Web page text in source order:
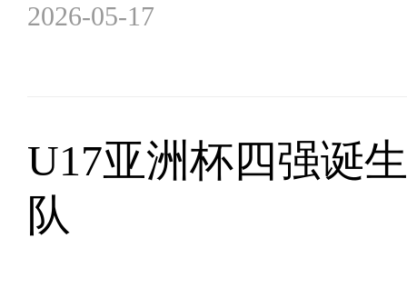
2026-05-17
U17亚洲杯四强诞
队